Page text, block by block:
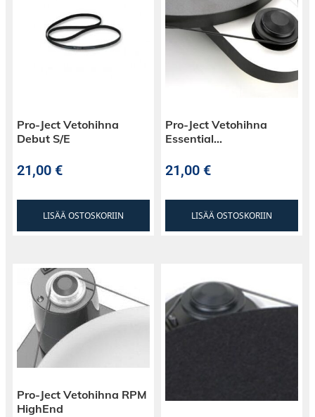
Pro-Ject Vetohihna
Debut S/E
21,00€
LISÄÄ OSTOSKORIIN
Pro-Ject Vetohihna
Essential…
21,00€
LISÄÄ OSTOSKORIIN
Pro-Ject Vetohihna RPM
HighEnd